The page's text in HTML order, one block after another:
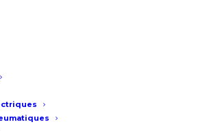
h – 7bar
d’eau automatique
– 7bar